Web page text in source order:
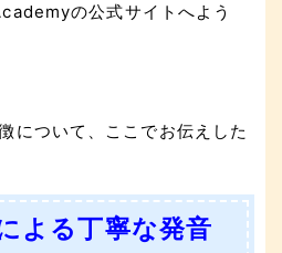
の公式サイトへよう
について、ここでお伝えした
よる丁寧な発音